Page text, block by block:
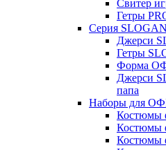
Свитер
Гетры
Серия SLOGAN
Джерси
Гетры
Форма
Джерси
папа
Наборы для
Костюмы
Костюмы
Костюмы